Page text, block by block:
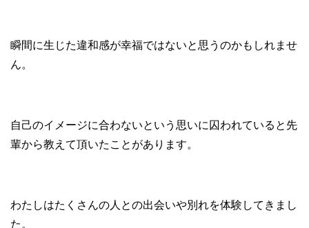
瞬間に生じた違和感が幸福ではないと思うのかもしれませ
ん。
自己のイメージに合わないという思いに囚われていると先
輩から教えて頂いたことがあります。
わたしはたくさんの人との出会いや別れを体験してきまし
た。